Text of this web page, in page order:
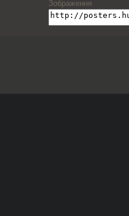
Зображення